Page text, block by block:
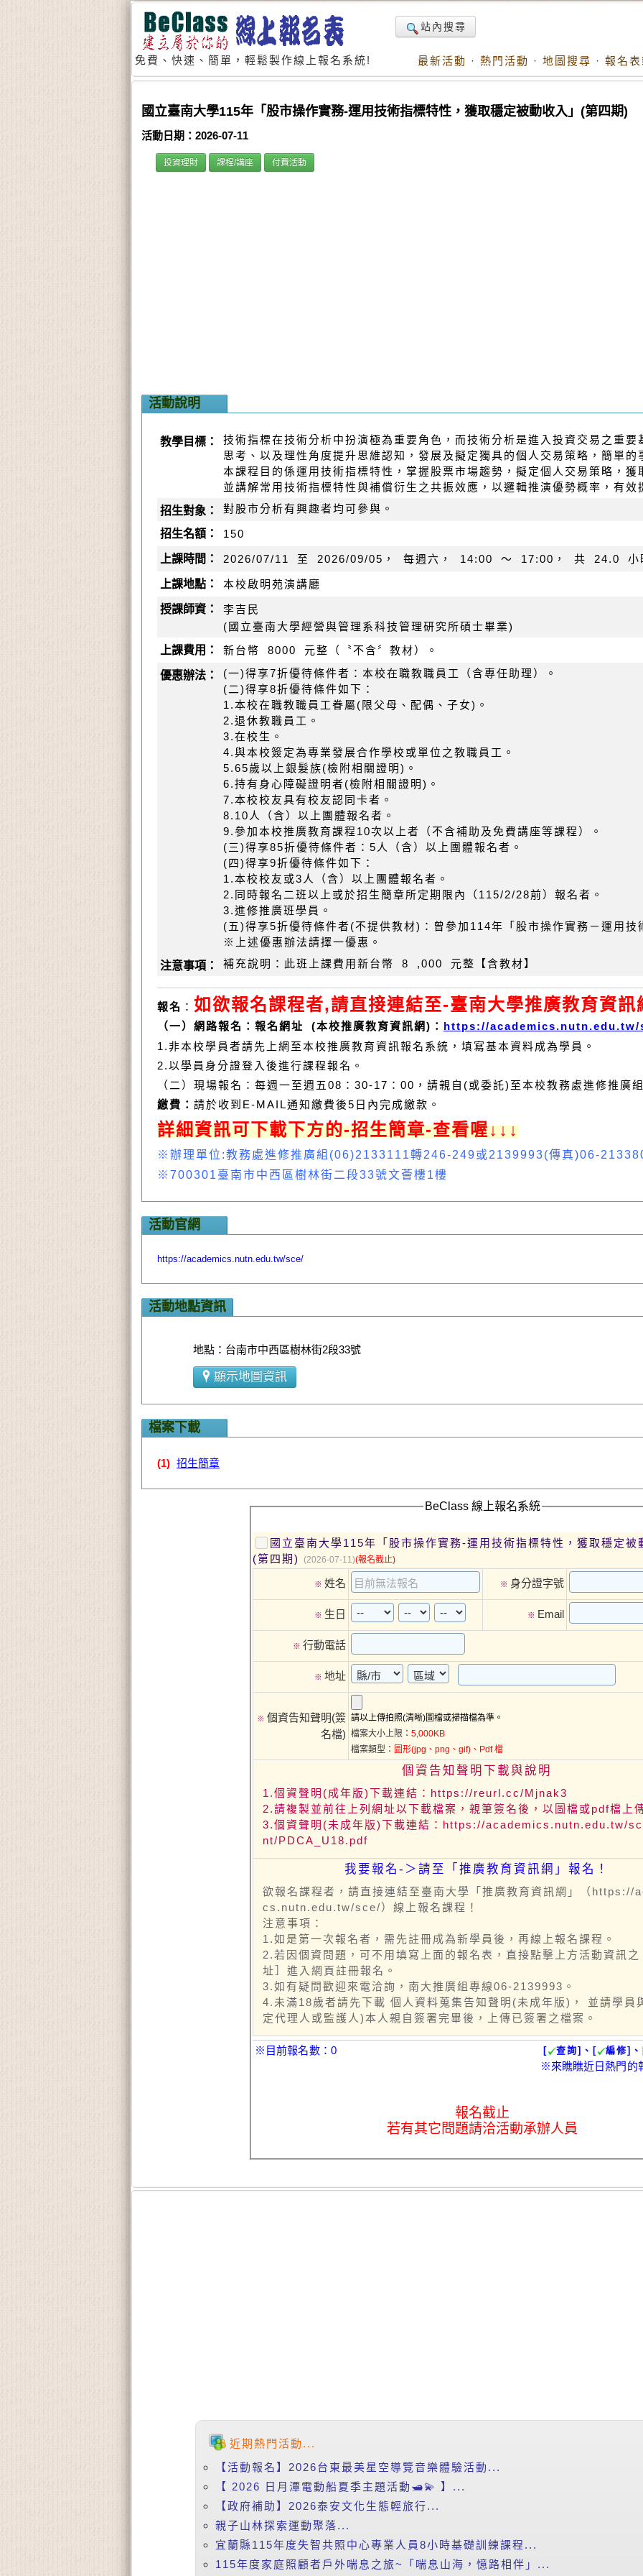
免費、快速、簡單，輕鬆製作線上報名系統!
站內搜尋
最新活動 · 熱門活動 · 地圖搜尋 · 報名
國立臺南大學115年「股市操作實務-運用技術指標特性，獲取穩定被動收入」(第四期)
活動日期：2026-07-11
投資理財 課程/講座 付費活動
活動說明
教學目標：
技術指標在技術分析中扮演極為重要角色，而技術分析是進入投資交易之重
思考、以及理性角度提升思維認知，發展及擬定獨具的個人交易策略，簡單
本課程目的係運用技術指標特性，掌握股票市場趨勢，擬定個人交易策略，
並講解常用技術指標特性與補償衍生之共振效應，以邏輯推演優勢概率，有效
招生對象：
對股市分析有興趣者均可參與。
招生名額： 150
上課時間： 2026/07/11 至 2026/09/05 ， 每週 六 ， 14:00 ～ 17:00 ， 共 24.0 小
上課地點： 本校啟明苑演講廳
授課師資：
李吉民
(國立臺南大學經營與管理系科技管理研究所碩士畢業)
上課費用：
新台幣 8000 元整（〝不含〞教材）。
優惠辦法：
(一)得享7折優待條件者：本校在職教職員工（含專任助理）。
(二)得享8折優待條件如下：
1.本校在職教職員工眷屬(限父母、配偶、子女)。
2.退休教職員工。
3.在校生。
4.與本校簽定為專業發展合作學校或單位之教職員工。
5.65歲以上銀髮族(檢附相關證明)。
6.持有身心障礙證明者(檢附相關證明)。
7.本校校友具有校友認同卡者。
8.10人（含）以上團體報名者。
9.參加本校推廣教育課程10次以上者（不含補助及免費講座等課程）。
(三)得享85折優待條件者：5人（含）以上團體報名者。
(四)得享9折優待條件如下：
1.本校校友或3人（含）以上團體報名者。
2.同時報名二班以上或於招生簡章所定期限內（115/2/28前）報名者。
3.進修推廣班學員。
(五)得享5折優待條件者(不提供教材)：曾參加114年「股市操作實務－運用
※上述優惠辦法請擇一優惠。
注意事項：
補充說明：此班上課費用新台幣 8 ,000 元整【含教材】
報名 ： 如欲報名課程者,請直接連結至-臺南大學推廣教育資
（一）網路報名：報名網址 (本校推廣教育資訊網)： https://academics.nutn.edu.tw/
1.非本校學員者請先上網至本校推廣教育資訊報名系統，填寫基本資料成為學員。
2.以學員身分證登入後進行課程報名。
（二）現場報名：每週一至週五08：30-17：00，請親自(或委託)至本校教務處進修推廣
繳費： 請於收到E-MAIL通知繳費後5日內完成繳款。
詳細資訊可下載下方的-招生簡章-查看喔↓↓↓
※辦理單位:教務處進修推廣組(06)2133111轉246-249或2139993(傳真)06-
※700301臺南市中西區樹林街二段33號文薈樓1樓
活動官網
https://academics.nutn.edu.tw/sce/
活動地點資訊
地點：台南市中西區樹林街2段33號
顯示地圖資訊
檔案下載
(1) 招生簡章
BeClass 線上報名系統
國立臺南大學115年「股市操作實務-運用技術指標特性，獲取穩定被
(第四期)
(2026-07-11)(報名截止)
※ 姓名 ※ 身分證字號
※ 生日 ※ Email
※ 行動電話
※ 地址
※ 個資告知聲明(簽
名檔)
請以上傳拍照(清晰)圖檔或掃描檔為準。
檔案大小上限： 5,000KB
檔案類型： 圖形(jpg、png、gif)、Pdf 檔
個資告知聲明下載與說明
1.個資聲明(成年版)下載連結：https://reurl.cc/Mjnak3
2.請複製並前往上列網址以下載檔案，親筆簽名後，以圖檔或pdf檔上
3.個資聲明(未成年版)下載連結：https://academics.nutn.edu.tw/
nt/PDCA_U18.pdf
我要報名-＞請至「推廣教育資訊網」報名！
欲報名課程者，請直接連結至臺南大學「推廣教育資訊網」（https://
cs.nutn.edu.tw/sce/）線上報名課程！
注意事項：
1.如是第一次報名者，需先註冊成為新學員後，再線上報名課程。
2.若因個資問題，可不用填寫上面的報名表，直接點擊上方活動資訊之
址］進入網頁註冊報名。
3.如有疑問歡迎來電洽詢，南大推廣組專線06-2139993。
4.未滿18歲者請先下載 個人資料蒐集告知聲明(未成年版)， 並請學員
定代理人或監護人)本人親自簽署完畢後，上傳已簽署之檔案。
※目前報名數：0 [ 查詢]、[ 編修]
※來瞧瞧近日熱門的
報名截止
若有其它問題請洽活動承辦人員
近期熱門活動...
【活動報名】2026台東最美星空導覽音樂體驗活動...
【 2026 日月潭電動船夏季主題活動🛥️💫 】...
【政府補助】2026泰安文化生態輕旅行...
親子山林探索運動聚落...
宜蘭縣115年度失智共照中心專業人員8小時基礎訓練課程...
115年度家庭照顧者戶外喘息之旅~「喘息山海，憶路相伴」...